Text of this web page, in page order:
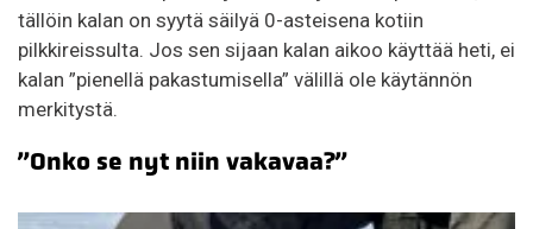
tällöin kalan on syytä säilyä 0-asteisena kotiin
pilkkireissulta. Jos sen sijaan kalan aikoo käyttää heti, ei
kalan ”pienellä pakastumisella” välillä ole käytännön
merkitystä.
”Onko se nyt niin vakavaa?”